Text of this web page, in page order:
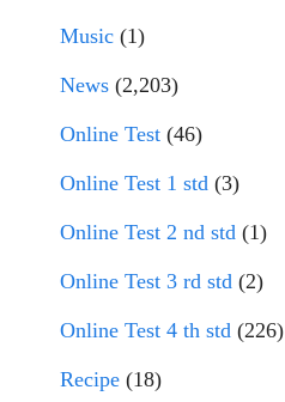
Music (1)
News (2,203)
Online Test (46)
Online Test 1 std (3)
Online Test 2 nd std (1)
Online Test 3 rd std (2)
Online Test 4 th std (226)
Recipe (18)